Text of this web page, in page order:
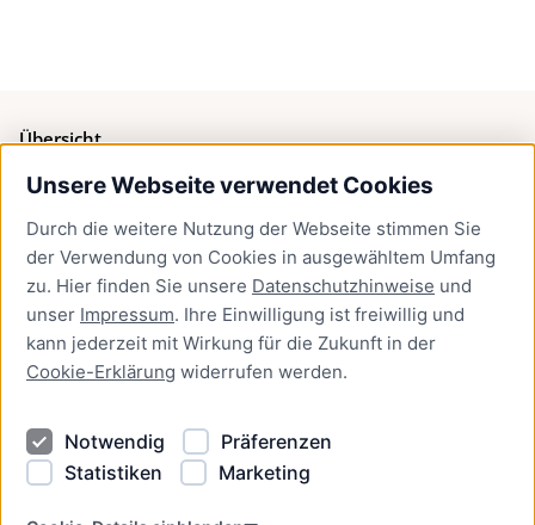
Unsere Webseite verwendet Cookies
Durch die weitere Nutzung der Webseite stimmen Sie
der Verwendung von Cookies in ausgewähltem Umfang
zu. Hier finden Sie unsere Datenschutzhinweise und
unser Impressum. Ihre Einwilligung ist freiwillig und
kann jederzeit mit Wirkung für die Zukunft in der
Cookie-Erklärung widerrufen werden.
Notwendig
Präferenzen
Statistiken
Marketing
Übersicht
Bürgerservice
Presse
Newsletter Lübeck:kompakt
Kontakt
Kontakt
Datenschutzhinweise
Barrierefreiheit